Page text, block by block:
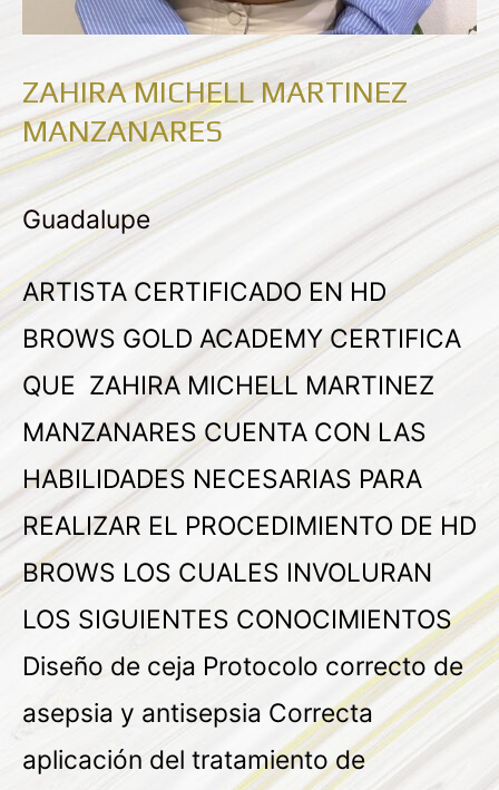
ZAHIRA MICHELL MARTINEZ
MANZANARES
Guadalupe
ARTISTA CERTIFICADO EN HD
BROWS GOLD ACADEMY CERTIFICA
QUE ZAHIRA MICHELL MARTINEZ
MANZANARES CUENTA CON LAS
HABILIDADES NECESARIAS PARA
REALIZAR EL PROCEDIMIENTO DE HD
BROWS LOS CUALES INVOLURAN
LOS SIGUIENTES CONOCIMIENTOS
Diseño de ceja Protocolo correcto de
asepsia y antisepsia Correcta
aplicación del tratamiento de